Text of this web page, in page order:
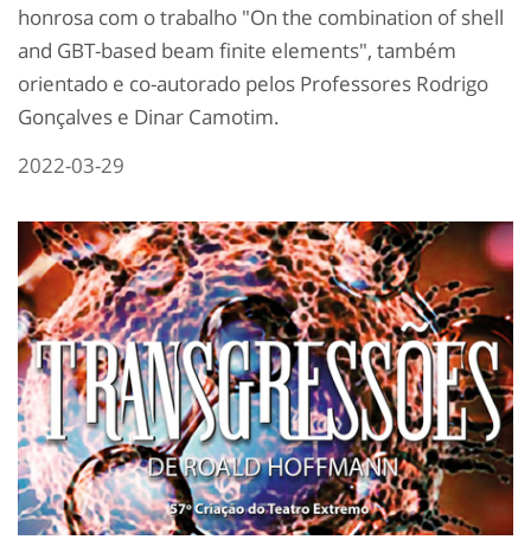
honrosa com o trabalho "On the combination of shell
and GBT-based beam finite elements", também
orientado e co-autorado pelos Professores Rodrigo
Gonçalves e Dinar Camotim.
2022-03-29